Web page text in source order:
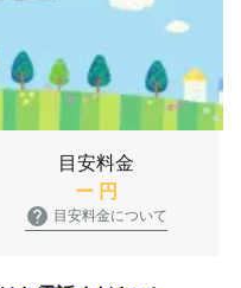
目安料金
ー 円
目安料金について